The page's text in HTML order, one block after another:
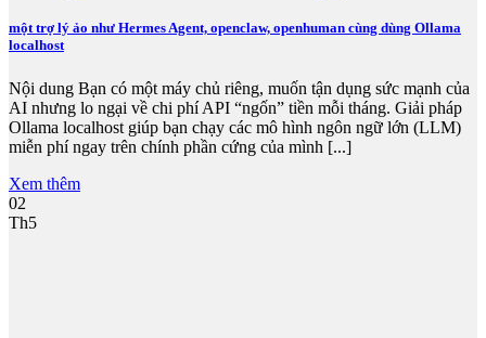
một trợ lý ảo như Hermes Agent, openclaw, openhuman cùng dùng Ollama
localhost
Nội dung Bạn có một máy chủ riêng, muốn tận dụng sức mạnh của
AI nhưng lo ngại về chi phí API “ngốn” tiền mỗi tháng. Giải pháp
Ollama localhost giúp bạn chạy các mô hình ngôn ngữ lớn (LLM)
miễn phí ngay trên chính phần cứng của mình [...]
Xem thêm
02
Th5